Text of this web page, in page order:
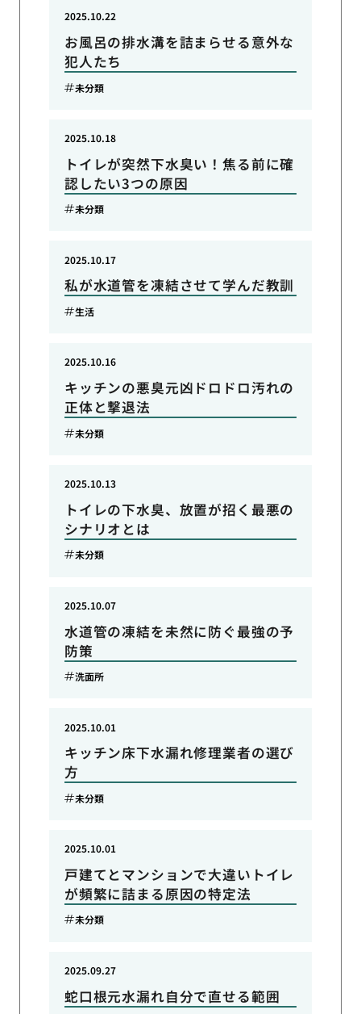
お風呂の排水溝を詰まらせる意外な
犯人たち
2025.10.22
未分類
トイレが突然下水臭い！焦る前に確
認したい3つの原因
2025.10.18
未分類
私が水道管を凍結させて学んだ教訓
2025.10.17
生活
キッチンの悪臭元凶ドロドロ汚れの
正体と撃退法
2025.10.16
未分類
トイレの下水臭、放置が招く最悪の
シナリオとは
2025.10.13
未分類
水道管の凍結を未然に防ぐ最強の予
防策
2025.10.07
洗面所
キッチン床下水漏れ修理業者の選び
方
2025.10.01
未分類
戸建てとマンションで大違いトイレ
が頻繁に詰まる原因の特定法
2025.10.01
未分類
蛇口根元水漏れ自分で直せる範囲
2025.09.27